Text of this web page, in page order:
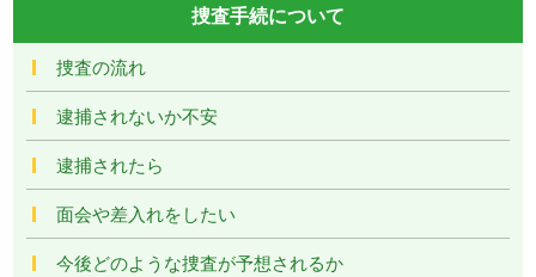
捜査手続について
捜査の流れ
逮捕されないか不安
逮捕されたら
面会や差入れをしたい
今後どのような捜査が予想されるか